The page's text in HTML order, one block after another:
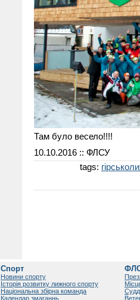
Там було весело!!!!
10.10.2016 :: ФЛСУ
tags:
Спорт
Новини спорту
Історія розвитку лижного спорту
Національна збірна команда
Календар змаганнь